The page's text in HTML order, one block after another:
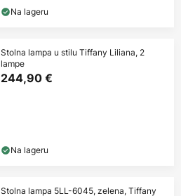
Na lageru
Stolna lampa u stilu Tiffany Liliana, 2
lampe
244,90 €
Na lageru
Stolna lampa 5LL-6045, zelena, Tiffany